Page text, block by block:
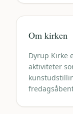
Om kirken
Dyrup Kirke
aktiviteter